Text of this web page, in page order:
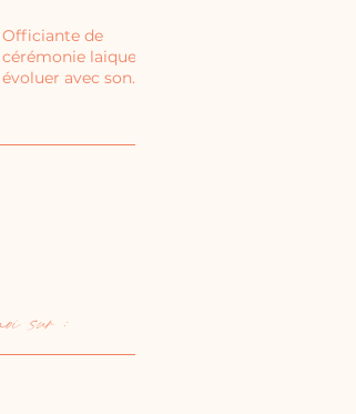
Officiante de
cérémonie laique :
évoluer avec son
sur :